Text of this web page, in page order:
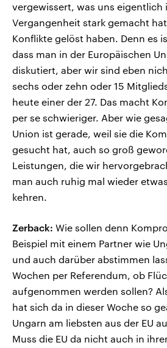
vergewissert, was uns eigentlich
Vergangenheit stark gemacht
Konflikte gelöst haben. Denn es
dass man in der Europäischen
diskutiert, aber wir sind eben
sechs oder zehn oder 15
heute einer der 27. Das macht
per se schwieriger. Aber wie
Union ist gerade, weil sie die
gesucht hat, auch so groß
Leistungen, die wir
man auch ruhig mal wieder
kehren.
Zerback: Wie sollen denn
Beispiel mit einem Partner wie
und auch darüber abstimmen
Wochen per Referendum, ob
aufgenommen werden sollen?
hat sich da in dieser Woche so
Ungarn am liebsten aus der EU
Muss die EU da nicht auch in